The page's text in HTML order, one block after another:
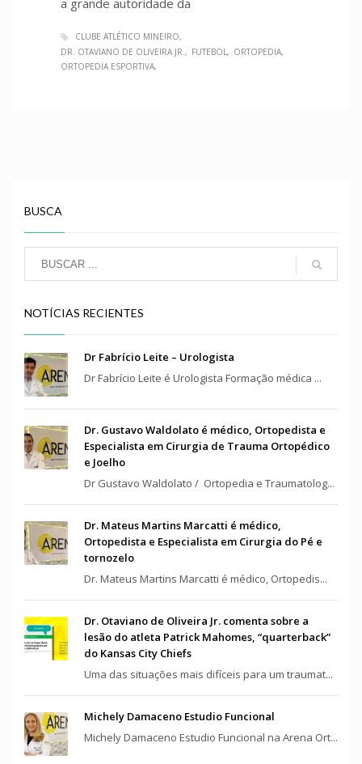
CLUBE ATLÉTICO MINEIRO
DR. OTAVIANO DE OLIVEIRA JR.
FUTEBOL
ORTOPEDIA
ORTOPEDIA ESPORTIVA
BUSCA
NOTÍCIAS RECIENTES
Dr Fabrício Leite – Urologista
Dr Fabrício Leite é Urologista Formação médica ...
Dr. Gustavo Waldolato é médico, Ortopedista e
Especialista em Cirurgia de Trauma Ortopédico
e Joelho
Dr Gustavo Waldolato / Ortopedia e Traumatolog...
Dr. Mateus Martins Marcatti é médico,
Ortopedista e Especialista em Cirurgia do Pé e
tornozelo
Dr. Mateus Martins Marcatti é médico, Ortopedis...
Dr. Otaviano de Oliveira Jr. comenta sobre a
lesão do atleta Patrick Mahomes, “quarterback”
do Kansas City Chiefs
Uma das situações mais difíceis para um traumat...
Michely Damaceno Estudio Funcional
Michely Damaceno Estudio Funcional na Arena Ort...